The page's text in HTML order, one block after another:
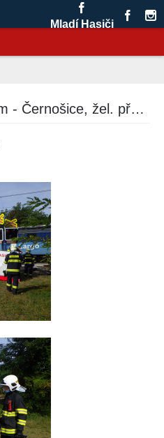
Mladí Hasiči
Osoba sražená vlakem - Černošice, žel. přejezd v ul. Dr. Janského